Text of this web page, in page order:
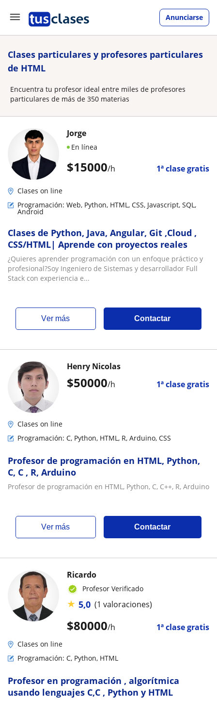
Anunciarse
Clases particulares y profesores particulares
de HTML
Encuentra tu profesor ideal entre miles de profesores
particulares de más de 350 materias
$15000/h 1ª clase gratis
Jorge
En línea
Clases on line
Programación: Web, Python, HTML, CSS, Javascript, SQL,
Android
Clases de Python, Java, Angular, Git ,Cloud ,
CSS/HTML| Aprende con proyectos reales
¿Quieres aprender programación con un enfoque práctico y
profesional?Soy Ingeniero de Sistemas y desarrollador Full
Stack con experiencia e...
ver más Contactar
$50000/h 1ª clase gratis
Henry Nicolas
Clases on line
Programación: C, Python, HTML, R, Arduino, CSS
Profesor de programación en HTML, Python,
C, C , R, Arduino
Profesor de programación en HTML, Python, C, C++, R, Arduino
ver más Contactar
$80000/h 1ª clase gratis
Ricardo
Profesor Verificado
★ 5,0 (1 valoraciones)
Clases on line
Programación: C, Python, HTML
Profesor en programación , algorítmica
usando lenguajes C,C , Python y HTML